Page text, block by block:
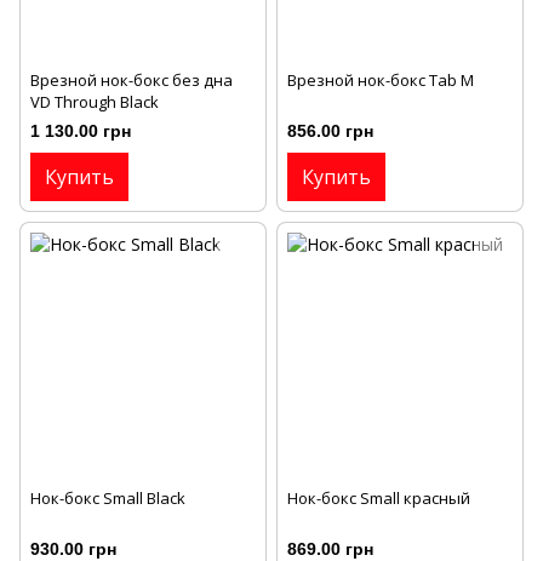
Врезной нок-бокс без дна
VD Through Black
1 130.00 грн
Купить
Врезной нок-бокс Tab M
856.00 грн
Купить
Нок-бокс Small Black
930.00 грн
Нок-бокс Small красный
869.00 грн